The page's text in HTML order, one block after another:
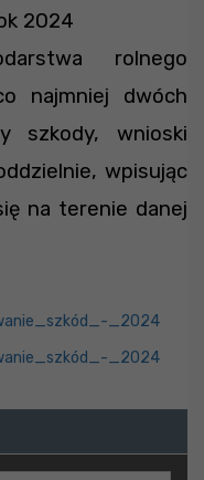
2024
rolnego
najmniej dwóch
szkody, wnioski
wpisując
na terenie danej
_2024
_2024